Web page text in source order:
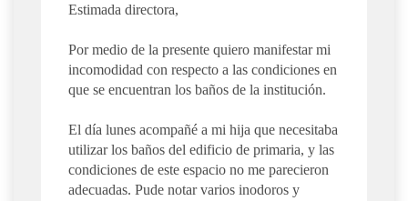
Estimada directora,
Por medio de la presente quiero manifestar mi
incomodidad con respecto a las condiciones en
que se encuentran los baños de la institución.
El día lunes acompañé a mi hija que necesitaba
utilizar los baños del edificio de primaria, y las
condiciones de este espacio no me parecieron
adecuadas. Pude notar varios inodoros y